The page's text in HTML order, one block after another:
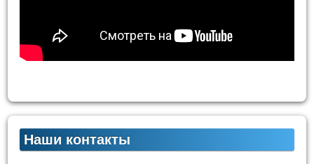
Наши контакты